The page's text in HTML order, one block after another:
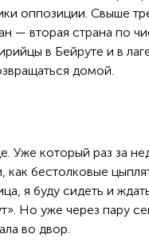
оппозиции. Свыше
— вторая страна по
в Бейруте и в
домой.
Уже который раз за
как бестолковые
я буду сидеть и
Но уже через пару
во двор.